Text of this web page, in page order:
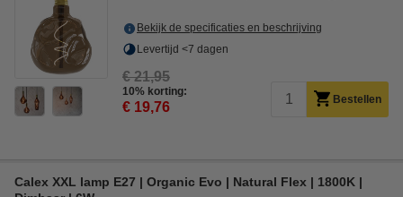
Bekijk de specificaties en beschrijving
Levertijd <7 dagen
€ 21,95
10% korting:
€ 19,76 Bestellen
Calex XXL lamp E27 | Organic Evo | Natural Flex | 1800K |